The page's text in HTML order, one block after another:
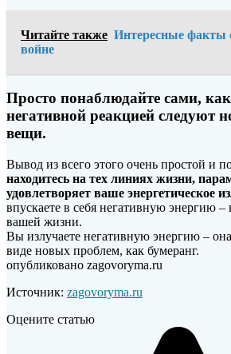
Читайте также Интересные факты
войне
Просто понаблюдайте сами,
негативной реакцией следуют
вещи.
Вывод из всего этого очень простой и
находитесь на тех линиях жизни,
удовлетворяет ваше энергетическое
впускаете в себя негативную энергию –
вашей жизни.
Вы излучаете негативную энергию –
виде новых проблем, как бумеранг.
опубликовано zagovoryma.ru
Источник: zagovoryma.ru
Оцените статью